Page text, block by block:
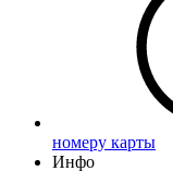
номеру карты
Инфо